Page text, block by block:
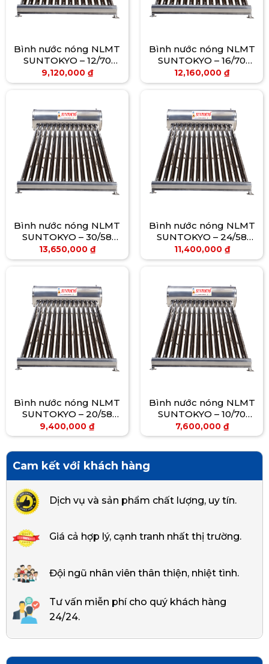
Cam kết với khách hàng
Dịch vụ và sản phẩm chất lượng, uy tín.
Giá cả hợp lý, cạnh tranh nhất thị trường.
Đội ngũ nhân viên thân thiện, nhiệt tình.
Tư vấn miễn phí cho quý khách hàng
24/24.
Bình nước nóng NLMT
SUNTOKYO – 12/70
(200L)
9,120,000 ₫
Bình nước nóng NLMT
SUNTOKYO – 16/70
(280L)
12,160,000₫
Bình nước nóng NLMT
SUNTOKYO – 30/58
(350L)
13,650,000 ₫
Bình nước nóng NLMT
SUNTOKYO – 24/58
(280L)
11,400,000 ₫
Bình nước nóng NLMT
SUNTOKYO – 20/58
(240L)
9,400,000₫
Bình nước nóng NLMT
SUNTOKYO – 10/70
(160L)
7,600,000 ₫